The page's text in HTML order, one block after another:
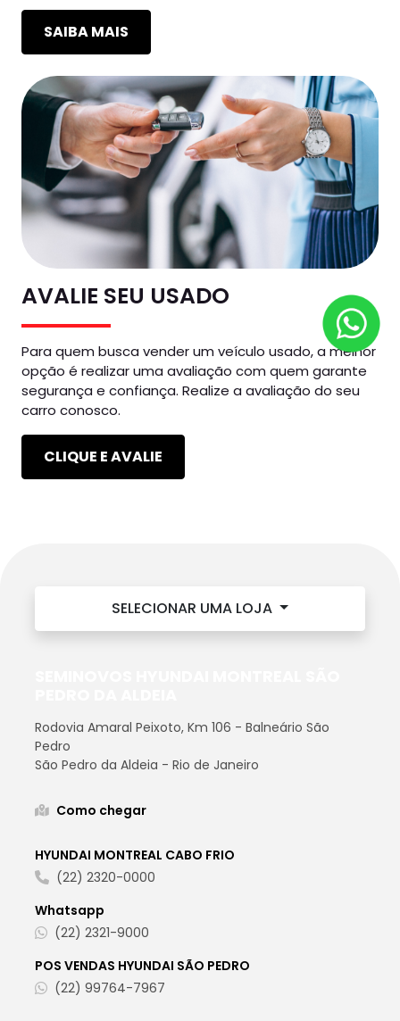
SAIBA MAIS
AVALIE SEU USADO
Para quem busca vender um veículo usado, a melhor
opção é realizar uma avaliação com quem garante
segurança e confiança. Realize a avaliação do seu
carro conosco.
CLIQUE E AVALIE
SELECIONAR UMA LOJA
Rodovia Amaral Peixoto, Km 106 - Balneário São
Pedro
São Pedro da Aldeia - Rio de Janeiro
Como chegar
HYUNDAI MONTREAL CABO FRIO
(22) 2320-0000
Whatsapp
(22) 2321-9000
POS VENDAS HYUNDAI SÃO PEDRO
(22) 99764-7967